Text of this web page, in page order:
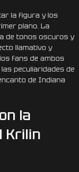
la figura y los
plano. La
de tonos oscuros y
llamativo y
fans de ambos
peculiaridades de
de Indiana
la
Krilin